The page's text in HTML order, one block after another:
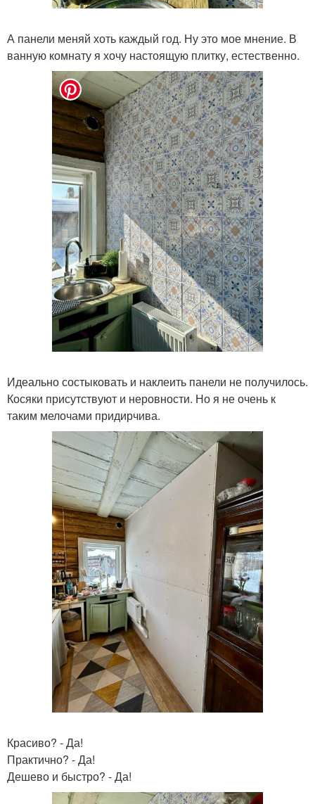
А панели меняй хоть каждый год. Ну это мое мнение. В
ванную комнату я хочу настоящую плитку, естественно.
Идеально состыковать и наклеить панели не получилось.
Косяки присутствуют и неровности. Но я не очень к
таким мелочами придирчива.
Красиво? - Да!
Практично? - Да!
Дешево и быстро? - Да!